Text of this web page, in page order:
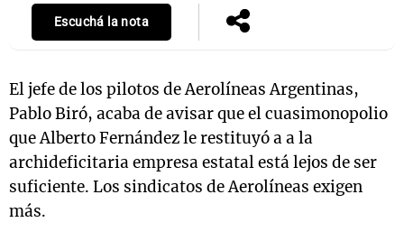
Escuchá la nota
El jefe de los pilotos de Aerolíneas Argentinas,
Pablo Biró, acaba de avisar que el cuasimonopolio
que Alberto Fernández le restituyó a a la
archideficitaria empresa estatal está lejos de ser
suficiente. Los sindicatos de Aerolíneas exigen
más.
Notas
Mundial 2026
Notas
La Sole en
Cadena 3